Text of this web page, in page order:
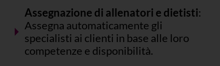
Assegnazione di allenatori e dietisti:
Assegna automaticamente gli
specialisti ai clienti in base alle loro
competenze e disponibilità.